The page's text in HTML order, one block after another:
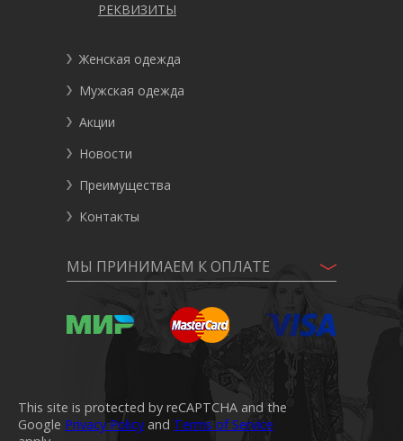
РЕКВИЗИТЫ
Женская одежда
Мужская одежда
Акции
Новости
Преимущества
Контакты
МЫ ПРИНИМАЕМ К ОПЛАТЕ
This site is protected by reCAPTCHA and the
Google Privacy Policy and Terms of Service